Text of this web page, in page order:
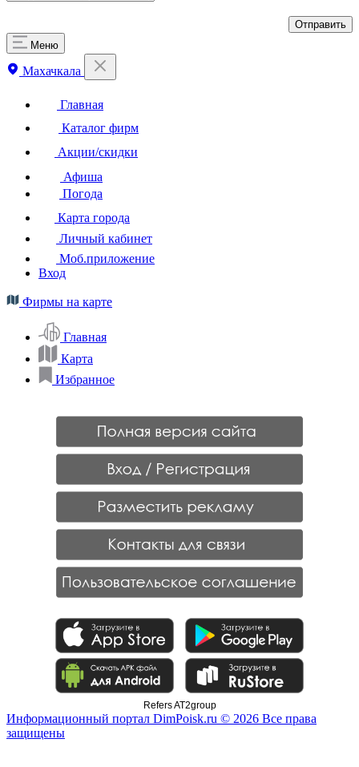
Меню
Махачкала
Главная
Каталог фирм
Акции/скидки
Афиша
Погода
Карта города
Личный кабинет
Моб.приложение
Вход
Фирмы на карте
Главная
Карта
Избранное
Refers AT2group
Информационный портал DimPoisk.ru © 2026 Все права
защищены